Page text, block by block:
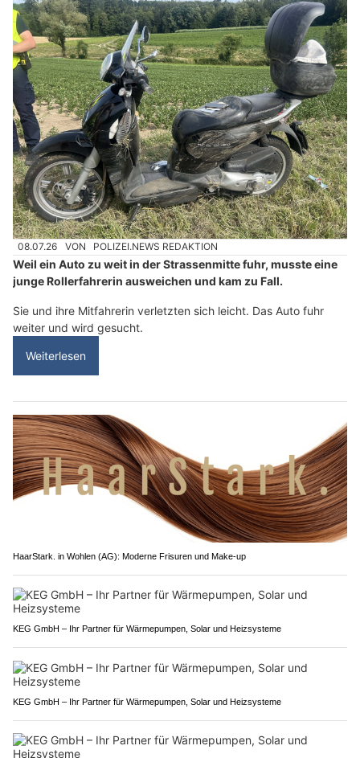
08.07.26 VON POLIZEI.NEWS REDAKTION
Weil ein Auto zu weit in der Strassenmitte fuhr, musste eine
junge Rollerfahrerin ausweichen und kam zu Fall.
Sie und ihre Mitfahrerin verletzten sich leicht. Das Auto fuhr
weiter und wird gesucht.
Weiterlesen
HaarStark. in Wohlen (AG): Moderne Frisuren und Make-up
KEG GmbH – Ihr Partner für Wärmepumpen, Solar und Heizsysteme
KEG GmbH – Ihr Partner für Wärmepumpen, Solar und Heizsysteme